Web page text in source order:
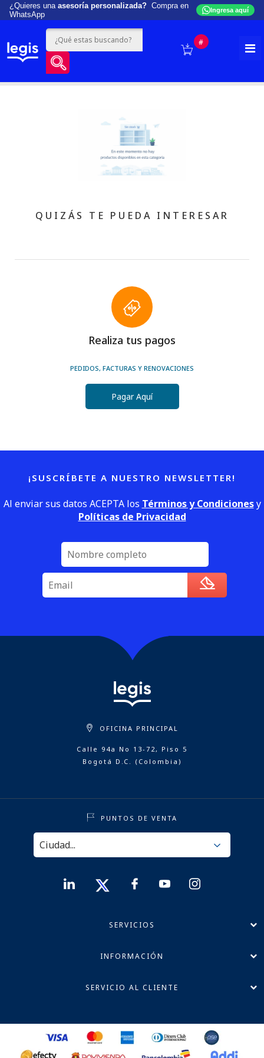
¿Quieres una asesoría personalizada? Compra en
WhatsApp
Ingresa aquí
#
QUIZÁS TE PUEDA INTERESAR
Realiza tus pagos
PEDIDOS, FACTURAS Y RENOVACIONES
Pagar Aquí
¡SUSCRÍBETE A NUESTRO NEWSLETTER!
Al enviar sus datos ACEPTA los Términos y Condicionesy
Políticas de Privacidad
OFICINA PRINCIPAL
Calle 94a No 13-72, Piso 5
Bogotá D.C. (Colombia)
PUNTOS DE VENTA
SERVICIOS
INFORMACIÓN
SERVICIO AL CLIENTE